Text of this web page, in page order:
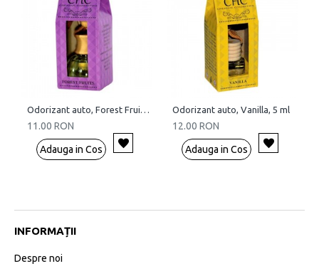
Odorizant auto, Forest Fruits, 5 ml
11.00 RON
Adauga in Cos
Odorizant auto, Vanilla, 5 ml
12.00 RON
Adauga in Cos
INFORMAȚII
Despre noi